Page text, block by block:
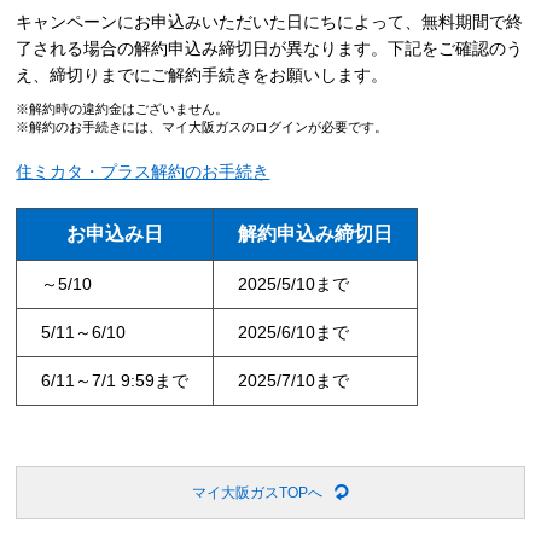
キャンペーンにお申込みいただいた日にちによって、無料期間で終
了される場合の解約申込み締切日が異なります。下記をご確認のう
え、締切りまでにご解約手続きをお願いします。
解約時の違約金はございません。
解約のお手続きには、マイ大阪ガスのログインが必要です。
住ミカタ・プラス解約のお手続き
お申込み日 解約申込み締切日
～5/10 2025/5/10まで
5/11～6/10 2025/6/10まで
6/11～7/1 9:59まで 2025/7/10まで
マイ大阪ガスTOPへ